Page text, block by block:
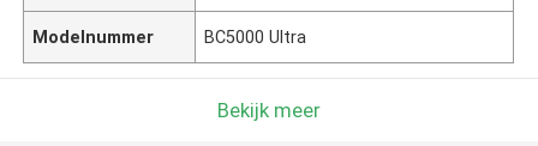
Modelnummer BC5000 Ultra
Bekijk meer